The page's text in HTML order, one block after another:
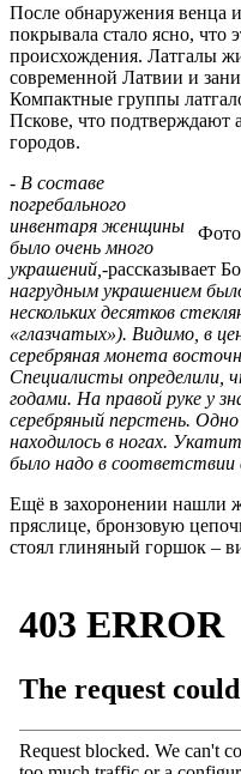
После обнаружения венца
покрывала стало ясно, что
происхождения. Латгалы
современной Латвии и
Компактные группы
Пскове, что подтверждают
городов.
- В составе
погребального
инвентаря женщины
было очень много
украшений, -рассказывает
нагрудным украшением
нескольких десятков
«глазчатых»). Видимо, в
серебряная монета
Специалисты определили,
годами. На правой руке у
серебряный перстень.
находилось в ногах.
было надо в соответствии
Ещё в захоронении нашли
пряслице, бронзовую
стоял глиняный горшок –